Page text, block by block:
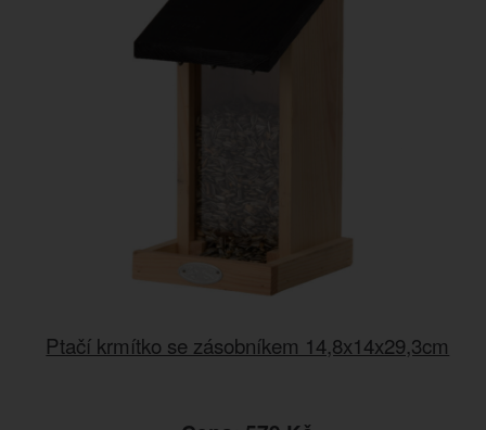
Ptačí krmítko se zásobníkem 14,8x14x29,3cm